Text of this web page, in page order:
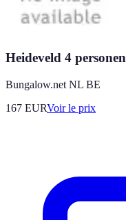
Heideveld 4 personen
Bungalow.net NL BE
167 EURVoir le prix